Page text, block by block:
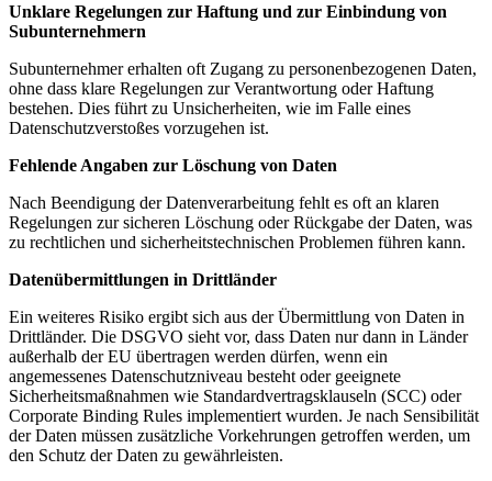
Unklare Regelungen zur Haftung und zur Einbindung von
Subunternehmern
Subunternehmer erhalten oft Zugang zu personenbezogenen Daten,
ohne dass klare Regelungen zur Verantwortung oder Haftung
bestehen. Dies führt zu Unsicherheiten, wie im Falle eines
Datenschutzverstoßes vorzugehen ist.
Fehlende Angaben zur Löschung von Daten
Nach Beendigung der Datenverarbeitung fehlt es oft an klaren
Regelungen zur sicheren Löschung oder Rückgabe der Daten, was
zu rechtlichen und sicherheitstechnischen Problemen führen kann.
Datenübermittlungen in Drittländer
Ein weiteres Risiko ergibt sich aus der Übermittlung von Daten in
Drittländer. Die DSGVO sieht vor, dass Daten nur dann in Länder
außerhalb der EU übertragen werden dürfen, wenn ein
angemessenes Datenschutzniveau besteht oder geeignete
Sicherheitsmaßnahmen wie Standardvertragsklauseln (SCC) oder
Corporate Binding Rules implementiert wurden. Je nach Sensibilität
der Daten müssen zusätzliche Vorkehrungen getroffen werden, um
den Schutz der Daten zu gewährleisten.